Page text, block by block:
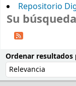
Repositorio
Su
Ordenar resultados